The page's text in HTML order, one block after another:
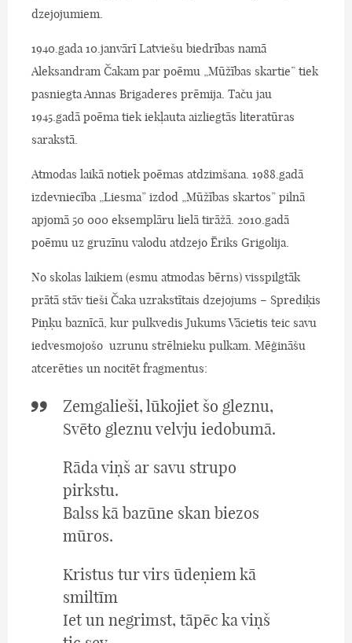
dzejojumiem.
1940.gada 10.janvārī Latviešu biedrības namā
Aleksandram Čakam par poēmu „Mūžības skartie” tiek
pasniegta Annas Brigaderes prēmija. Taču jau
1945.gadā poēma tiek iekļauta aizliegtās literatūras
sarakstā.
Atmodas laikā notiek poēmas atdzimšana. 1988.gadā
izdevniecība „Liesma” izdod „Mūžības skartos” pilnā
apjomā 50 000 eksemplāru lielā tirāžā. 2010.gadā
poēmu uz gruzīnu valodu atdzejo Ēriks Grigolija.
No skolas laikiem (esmu atmodas bērns) visspilgtāk
prātā stāv tieši Čaka uzrakstītais dzejojums – Sprediķis
Piņķu baznīcā, kur pulkvedis Jukums Vācietis teic savu
iedvesmojošo uzrunu strēlnieku pulkam. Mēģināšu
atcerēties un nocitēt fragmentus:
Zemgalieši, lūkojiet šo gleznu,
Svēto gleznu velvju iedobumā.
Rāda viņš ar savu strupo
pirkstu.
Balss kā bazūne skan biezos
mūros.
Kristus tur virs ūdeņiem kā
smiltīm
Iet un negrimst, tāpēc ka viņš